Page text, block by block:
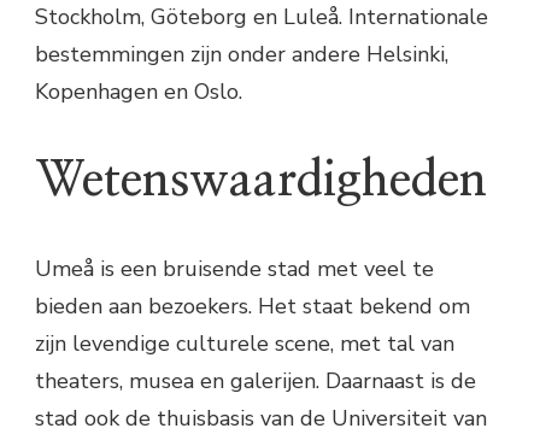
Stockholm, Göteborg en Luleå. Internationale
bestemmingen zijn onder andere Helsinki,
Kopenhagen en Oslo.
Wetenswaardigheden
Umeå is een bruisende stad met veel te
bieden aan bezoekers. Het staat bekend om
zijn levendige culturele scene, met tal van
theaters, musea en galerijen. Daarnaast is de
stad ook de thuisbasis van de Universiteit van